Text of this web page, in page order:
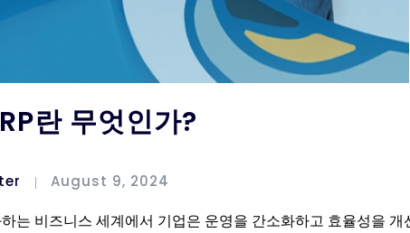
란 무엇인가?
August 9, 2024
는 비즈니스 세계에서 기업은 운영을 간소화하고 효율성을